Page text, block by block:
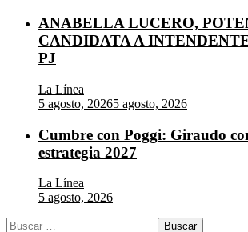
ANABELLA LUCERO,
CANDIDATA A
PJ
La Línea
5 agosto, 20265 agosto, 2026
Cumbre con Poggi: Giraudo
estrategia 2027
La Línea
5 agosto, 2026
Buscar: